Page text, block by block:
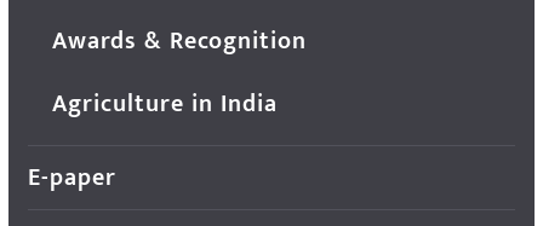
Awards & Recognition
Agriculture in India
E-paper